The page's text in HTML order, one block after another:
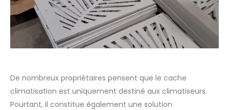
De nombreux propriétaires pensent que le cache
climatisation est uniquement destiné aux climatiseurs.
Pourtant, il constitue également une solution